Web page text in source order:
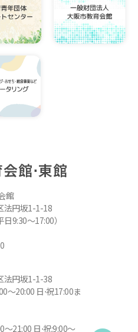
館⋅東館
館
法円坂1-1-18
9:30～17:00）
法円坂1-1-38
～20:00 日⋅祝17:00ま
～21:00 日⋅祝:9:00～